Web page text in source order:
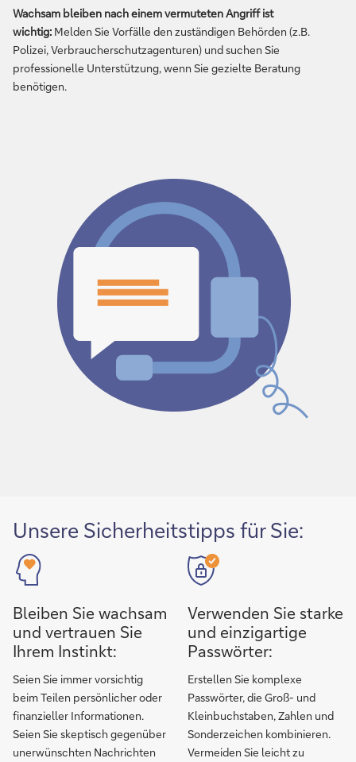
Wachsam bleiben nach einem vermuteten Angriff ist
wichtig: Melden Sie Vorfälle den zuständigen Behörden (z.B.
Polizei, Verbraucherschutzagenturen) und suchen Sie
professionelle Unterstützung, wenn Sie gezielte Beratung
benötigen.
Unsere Sicherheitstipps für Sie:
Bleiben Sie wachsam
und vertrauen Sie
Ihrem Instinkt:
Seien Sie immer vorsichtig
beim Teilen persönlicher oder
finanzieller Informationen.
Seien Sie skeptisch gegenüber
unerwünschten Nachrichten
Verwenden Sie starke
und einzigartige
Passwörter:
Erstellen Sie komplexe
Passwörter, die Groß- und
Kleinbuchstaben, Zahlen und
Sonderzeichen kombinieren.
Vermeiden Sie leicht zu